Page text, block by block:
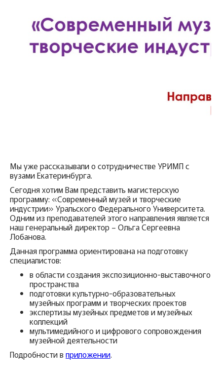
Мы уже рассказывали о сотрудничестве УРИМП с
вузами Екатеринбурга.
Сегодня хотим Вам представить магистерскую
программу: «Современный музей и творческие
индустрии» Уральского Федерального Университета.
Одним из преподавателей этого направления является
наш генеральный директор – Ольга Сергеевна
Лобанова.
Данная программа ориентирована на подготовку
специалистов:
в области создания экспозиционно-выставочного
пространства
подготовки культурно-образовательных
музейных программ и творческих проектов
экспертизы музейных предметов и музейных
коллекций
мультимедийного и цифрового сопровождения
музейной деятельности
Подробности в приложении.